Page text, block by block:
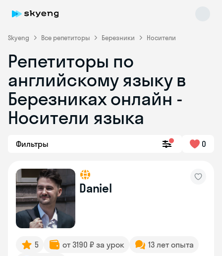
Skyeng Все репетиторы Березники Носители
Репетиторы по
английскому языку в
Березниках онлайн -
Носители языка
Фильтры 0
Daniel
5 от 3190 ₽ за урок
13 лет опыта